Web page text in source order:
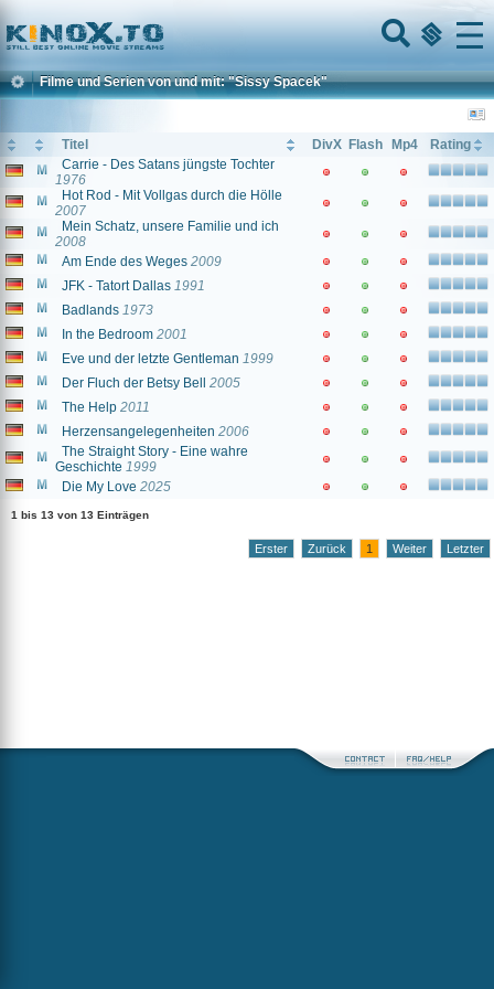
Home
Menu
Filme und Serien von und mit: "Sissy Spacek"
Titel DivX Flash Mp4
Rating
Carrie - Des Satans jüngste Tochter
1976
Hot Rod - Mit Vollgas durch die Hölle
2007
Mein Schatz, unsere Familie und ich
2008
Am Ende des Weges 2009
JFK - Tatort Dallas 1991
Badlands 1973
In the Bedroom 2001
Eve und der letzte Gentleman 1999
Der Fluch der Betsy Bell
2005
The Help 2011
Herzensangelegenheiten 2006
The Straight Story - Eine wahre
Geschichte 1999
Die My Love 2025
1 bis 13 von 13 Einträgen
Erster Zurück 1 Weiter Letzter